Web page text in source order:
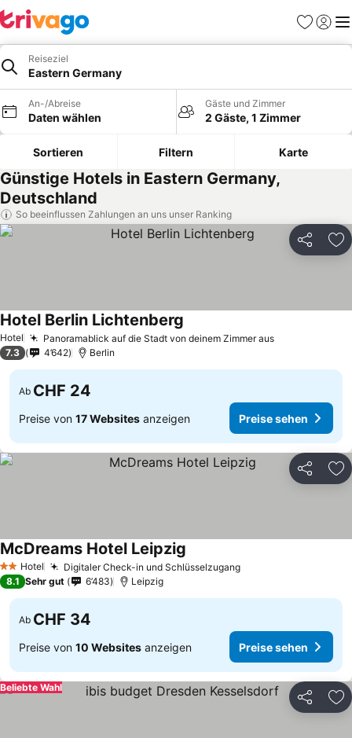
Favoriten
Reiseziel
Eastern Germany
An-/Abreise
Daten wählen
Gäste und Zimmer
2 Gäste, 1 Zimmer
Sortieren Filtern Karte
Günstige Hotels in Eastern Germany,
Deutschland
So beeinflussen Zahlungen an uns unser Ranking
Teilen
Hotel Panoramablick auf die Stadt von deinem Zimmer aus
Hotel Berlin Lichtenberg
7.3 4’642 Berlin
Ab CHF 24
Preise von 17 Websites anzeigen Preise sehen
Teilen
2 Sterne
Hotel Digitaler Check-in und Schlüsselzugang
McDreams Hotel Leipzig
8.1 Sehr gut 6’483 Leipzig
Ab CHF 34
Preise von 10 Websites anzeigen Preise sehen
Teilen
Beliebte Wahl